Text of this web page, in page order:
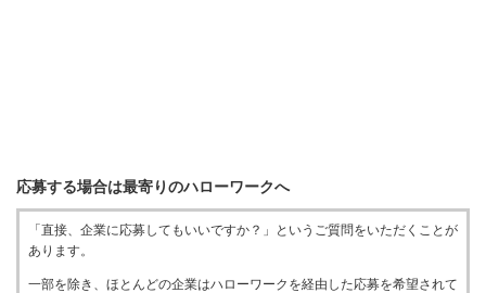
応募する場合は最寄りのハローワークへ
「直接、企業に応募してもいいですか？」というご質問をいただくことが
あります。
一部を除き、ほとんどの企業はハローワークを経由した応募を希望されて